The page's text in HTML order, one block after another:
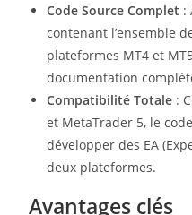
Code Source Complet :
contenant l’ensemble
plateformes MT4 et
documentation
Compatibilité Totale :
et MetaTrader 5, le
développer des EA
deux plateformes.
Avantages clés